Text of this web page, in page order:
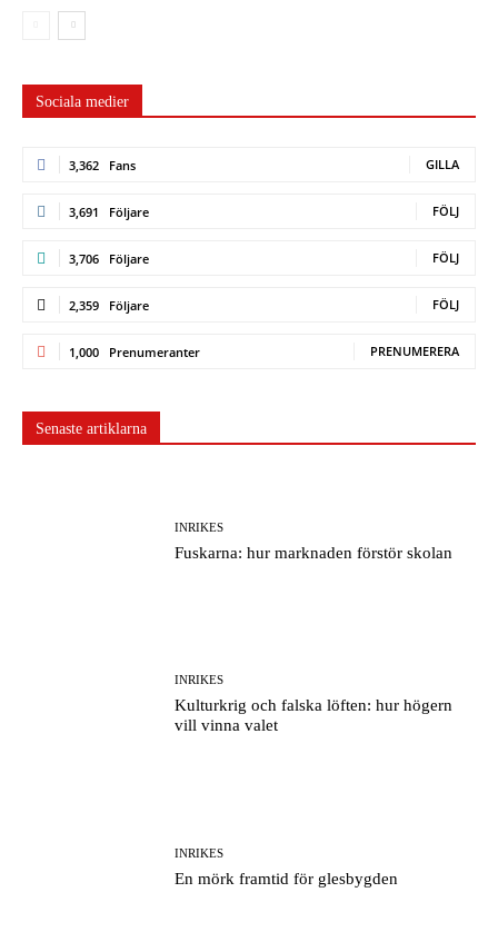
Sociala medier
3,362 Fans GILLA
3,691 Följare FÖLJ
3,706 Följare FÖLJ
2,359 Följare FÖLJ
1,000 Prenumeranter PRENUMERERA
Senaste artiklarna
INRIKES
Fuskarna: hur marknaden förstör skolan
INRIKES
Kulturkrig och falska löften: hur högern
vill vinna valet
INRIKES
En mörk framtid för glesbygden